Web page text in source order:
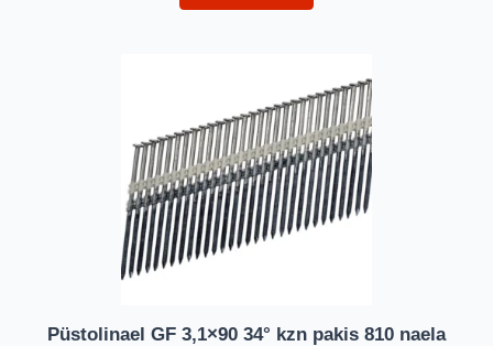
Püstolinael GF 3,1×90 34° kzn pakis 810 naela